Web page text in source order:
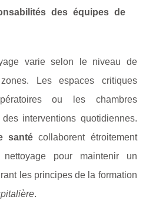
des équipes de
varie selon le niveau de
Les espaces critiques
ou les chambres
interventions quotidiennes.
santécollaborent étroitement
pour maintenir un
les principes de la formation
.